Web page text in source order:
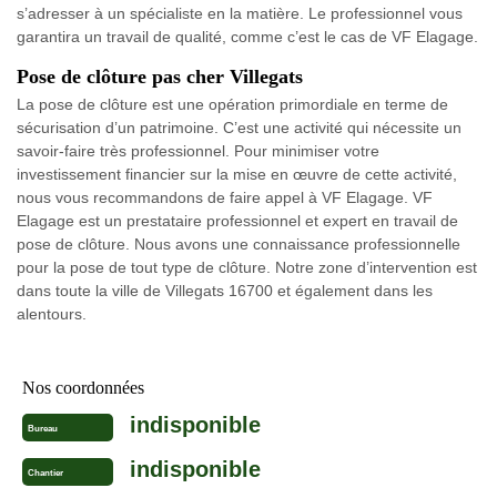
s’adresser à un spécialiste en la matière. Le professionnel vous
garantira un travail de qualité, comme c’est le cas de VF Elagage.
Pose de clôture pas cher Villegats
La pose de clôture est une opération primordiale en terme de
sécurisation d’un patrimoine. C’est une activité qui nécessite un
savoir-faire très professionnel. Pour minimiser votre
investissement financier sur la mise en œuvre de cette activité,
nous vous recommandons de faire appel à VF Elagage. VF
Elagage est un prestataire professionnel et expert en travail de
pose de clôture. Nous avons une connaissance professionnelle
pour la pose de tout type de clôture. Notre zone d’intervention est
dans toute la ville de Villegats 16700 et également dans les
alentours.
Nos coordonnées
Bureau indisponible
Chantier indisponible